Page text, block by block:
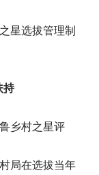
星选拔管理制
持
乡村之星评
局在选拔当年